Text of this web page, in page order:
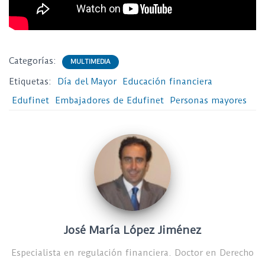
Categorías: MULTIMEDIA
Etiquetas: Día del Mayor
Educación financiera
Edufinet
Embajadores de Edufinet Personas mayores
José María López Jiménez
Especialista en regulación financiera. Doctor en Derecho